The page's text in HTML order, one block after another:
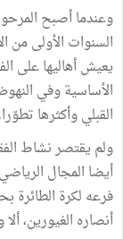
وعندما أصبح
السنوات الأولى
يعيش أهاليها على
الأساسية وفي
القبلي وأكثرها تطوّرا.
ولم يقتصر نشاط
أيضا المجال
فرعه لكرة الطائرة
أنصاره الغيورين،